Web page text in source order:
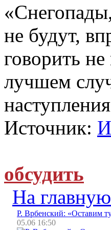
не будут,
говорить
лучшем
Источник:
обсудить
На
Р. Врбенский: «Оставим
05.06 16:50